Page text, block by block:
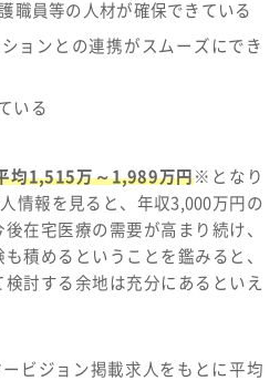
職員等の人材が確保できている
ョンとの連携がスムーズにでき
いる
均1,515万～1,989万円※となり
情報を見ると、年収3,000万円の
在宅医療の需要が高まり続け、
積めるということを鑑みると、
討する余地は充分にあるといえ
ビジョン掲載求人をもとに平均